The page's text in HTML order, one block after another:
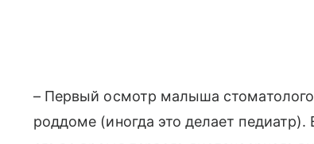
– Первый осмотр малыша
роддоме (иногда это делает